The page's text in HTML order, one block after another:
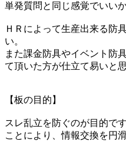
単発質問と同じ感覚でいい
ＨＲによって生産出来る防
い。
また課金防具やイベント防
て頂いた方が仕立て易いと思
【板の目的】
スレ乱立を防ぐのが目的で
ことにより、情報交換を円